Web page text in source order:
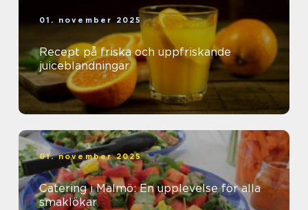
01. november 2025
Recept på friska och uppfriskande
juiceblandningar
01. november 2025
Catering i Malmö: En upplevelse för alla
smaklökar